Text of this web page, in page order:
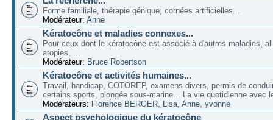
Forme familiale, thérapie génique, cornées artificielles...
Modérateur: Anne
Kératocône et maladies connexes...
Pour ceux dont le kératocône est associé à d'autres maladies,
atopies, ...
Modérateur: Bruce Robertson
Kératocône et activités humaines...
Travail, handicap, COTOREP, examens divers, permis de
certains sports, plongée sous-marine... La vie quotidienne avec
Modérateurs: Florence BERGER, Lisa, Anne, yvonne
Aspect psychologique du kératocône